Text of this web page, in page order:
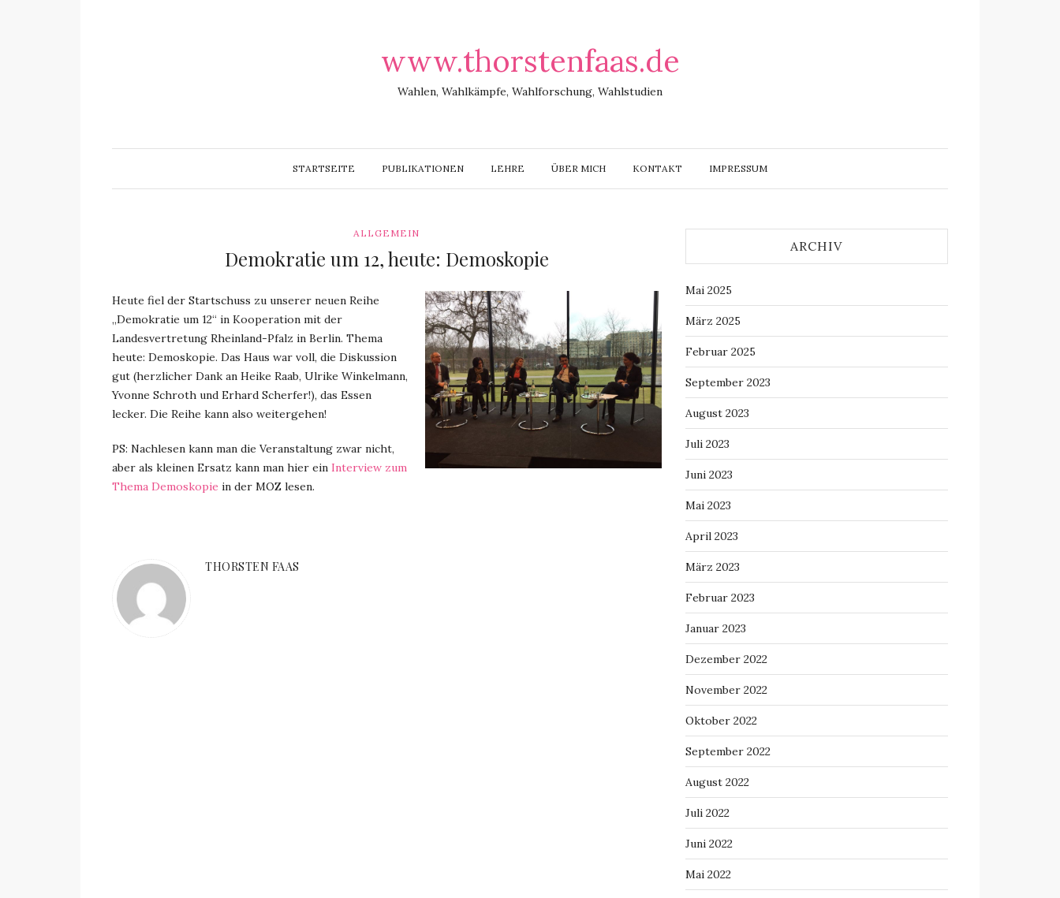
www.thorstenfaas.de
Wahlen, Wahlkämpfe, Wahlforschung, Wahlstudien
STARTSEITE PUBLIKATIONEN LEHRE ÜBER MICH KONTAKT IMPRESSUM
ALLGEMEIN
Demokratie um 12, heute: Demoskopie
Heute fiel der Startschuss zu unserer neuen Reihe
„Demokratie um 12“ in Kooperation mit der
Landesvertretung Rheinland-Pfalz in Berlin. Thema
heute: Demoskopie. Das Haus war voll, die Diskussion
gut (herzlicher Dank an Heike Raab, Ulrike Winkelmann,
Yvonne Schroth und Erhard Scherfer!), das Essen
lecker. Die Reihe kann also weitergehen!
PS: Nachlesen kann man die Veranstaltung zwar nicht,
aber als kleinen Ersatz kann man hier ein Interview zum
Thema Demoskopie in der MOZ lesen.
THORSTEN FAAS
ARCHIV
Mai 2025
März 2025
Februar 2025
September 2023
August 2023
Juli 2023
Juni 2023
Mai 2023
April 2023
März 2023
Februar 2023
Januar 2023
Dezember 2022
November 2022
Oktober 2022
September 2022
August 2022
Juli 2022
Juni 2022
Mai 2022